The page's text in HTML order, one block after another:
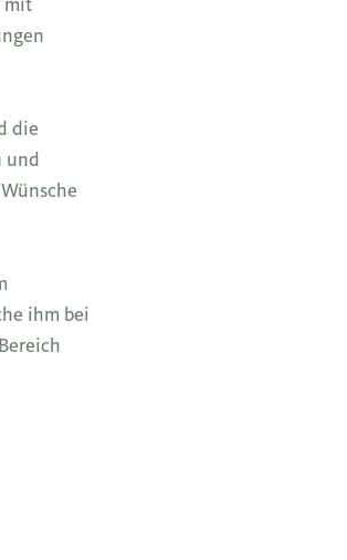
die
und
ihm bei